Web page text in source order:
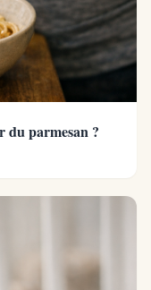
du parmesan ?